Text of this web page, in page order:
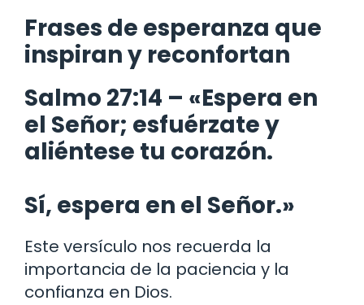
Frases de esperanza que
inspiran y reconfortan
Salmo 27:14 – «Espera en
el Señor; esfuérzate y
aliéntese tu corazón.
Sí, espera en el Señor.»
Este versículo nos recuerda la
importancia de la paciencia y la
confianza en Dios.